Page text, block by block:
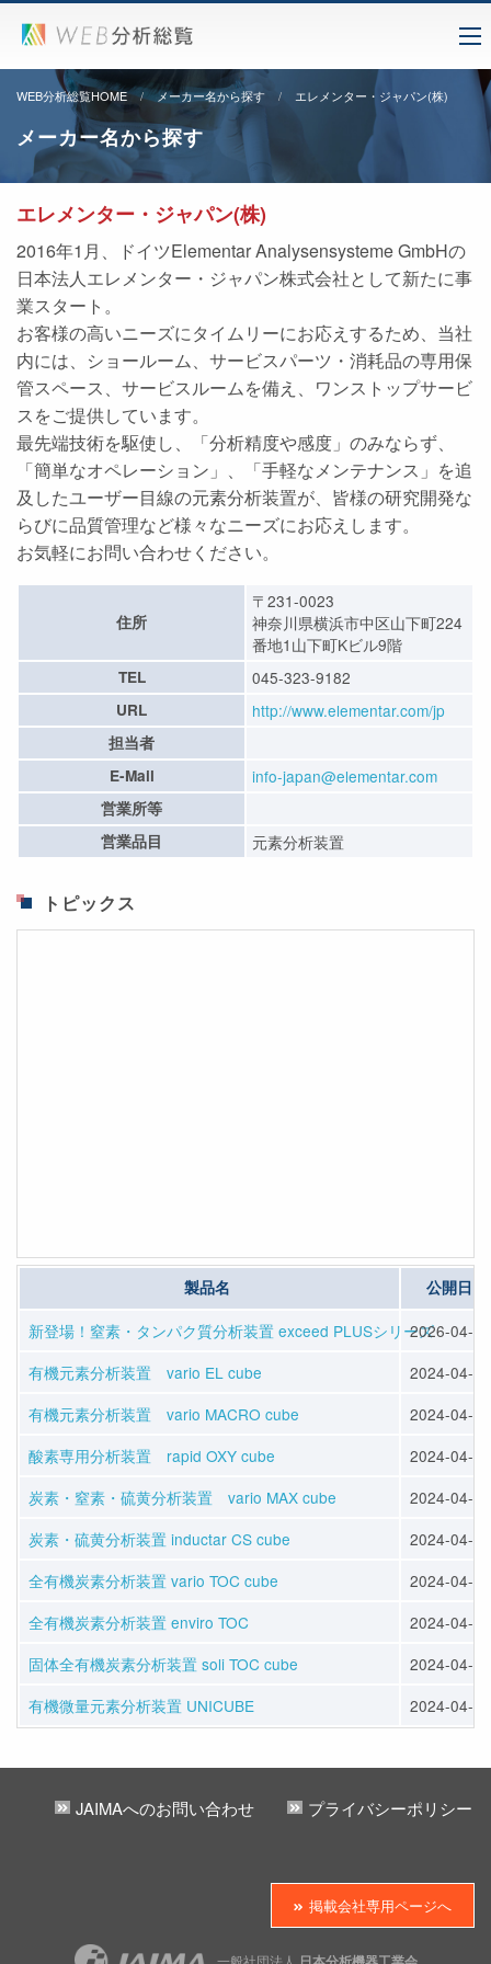
WEB分析総覧HOME メーカー名から探す エレメンター・ジャパン(株)
メーカー名から探す
エレメンター・ジャパン(株)
2016年1月、ドイツElementar Analysensysteme GmbHの
日本法人エレメンター・ジャパン株式会社として新たに事
業スタート。
お客様の高いニーズにタイムリーにお応えするため、当社
内には、ショールーム、サービスパーツ・消耗品の専用保
管スペース、サービスルームを備え、ワンストップサービ
スをご提供しています。
最先端技術を駆使し、「分析精度や感度」のみならず、
「簡単なオペレーション」、「手軽なメンテナンス」を追
及したユーザー目線の元素分析装置が、皆様の研究開発な
らびに品質管理など様々なニーズにお応えします。
お気軽にお問い合わせください。
住所
〒231-0023
神奈川県横浜市中区山下町224
番地1山下町Kビル9階
TEL 045-323-9182
URL http://www.elementar.com/jp
担当者
E-Mail
info-japan@elementar.com
営業所等
営業品目
元素分析装置
トピックス
製品名 公開日
新登場！窒素・タンパク質分析装置 exceed PLUSシリーズ2026-04-13
有機元素分析装置 vario EL cube
2024-04-12
有機元素分析装置 vario MACRO cube
2024-04-12
酸素専用分析装置 rapid OXY cube
2024-04-12
炭素・窒素・硫黄分析装置 vario MAX cube
2024-04-12
炭素・硫黄分析装置 inductar CS cube
2024-04-12
全有機炭素分析装置 vario TOC cube
2024-04-12
全有機炭素分析装置 enviro TOC
2024-04-12
固体全有機炭素分析装置 soli TOC cube
2024-04-12
有機微量元素分析装置 UNICUBE
2024-04-12
JAIMAへのお問い合わせ プライバシーポリシー
掲載会社専用ページへ
一般社団法人